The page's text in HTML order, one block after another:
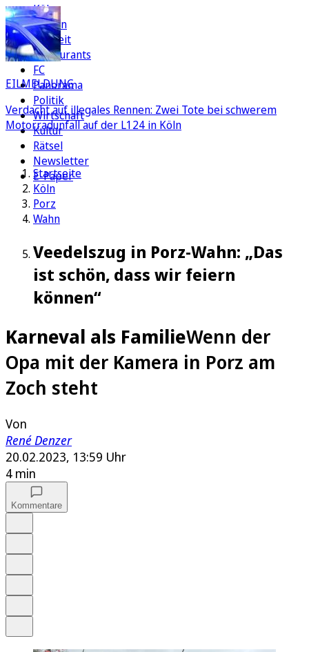
Köln
Region
Freizeit
Restaurants
FC
Panorama
Politik
Wirtschaft
Kultur
Rätsel
Newsletter
E-Paper
EILMELDUNG
Verdacht auf illegales Rennen: Zwei Tote bei schwerem
Motorradunfall auf der L124 in Köln
Startseite
Köln
Porz
Wahn
Veedelszug in Porz-Wahn: „Das
ist schön, dass wir feiern
können“
Karneval als FamilieWenn der
Opa mit der Kamera in Porz am
Zoch steht
Von
René Denzer
20.02.2023, 13:59 Uhr
4 min
Kommentare